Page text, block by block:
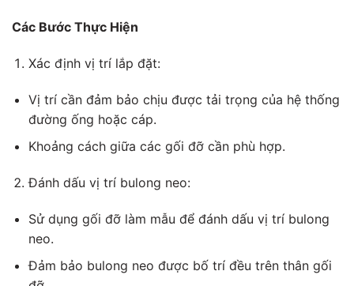
Các Bước Thực Hiện
Xác định vị trí lắp đặt:
Vị trí cần đảm bảo chịu được tải trọng của hệ thống
đường ống hoặc cáp.
Khoảng cách giữa các gối đỡ cần phù hợp.
Đánh dấu vị trí bulong neo:
Sử dụng gối đỡ làm mẫu để đánh dấu vị trí bulong
neo.
Đảm bảo bulong neo được bố trí đều trên thân gối